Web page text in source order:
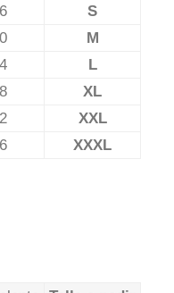
S
M
L
XL
XXL
XXXL